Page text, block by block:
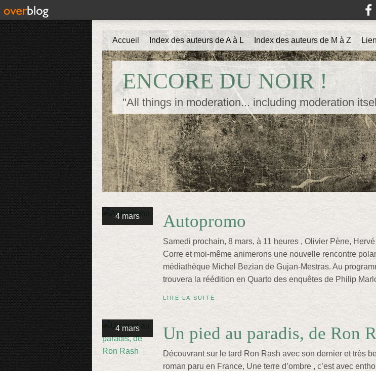
ENCORE DU NOIR !
"All things in moderation... including moderation
Accueil Index des auteurs de A à L Index des auteurs de M à Z
4 mars Autopromo
Samedi prochain, 8 mars, à 11 heures , Olivier Pène,
Corre et moi-même animerons une nouvelle rencontre
médiathèque Michel Bezian de Gujan-Mestras. Au
trouvera la réédition en Quarto des enquêtes de Philip
LIRE LA SUITE
4 mars Un pied au paradis, de Ron
Découvrant sur le tard Ron Rash avec son dernier et très
roman paru en France, Une terre d’ombre , c’est avec